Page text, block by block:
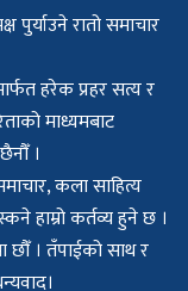
रातो समाचार
हरेक प्रहर सत्य र
माध्यमबाट
।
कला साहित्य
हाम्रो कर्तव्य हुने छ ।
छौँ । तँपाईको साथ र